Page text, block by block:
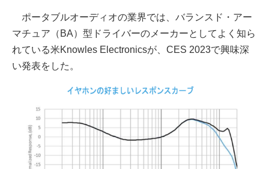
ポータブルオーディオの業界では、バランスド・アー
マチュア（BA）型ドライバーのメーカーとしてよく知ら
れている米Knowles Electronicsが、CES 2023で興味深
い発表をした。